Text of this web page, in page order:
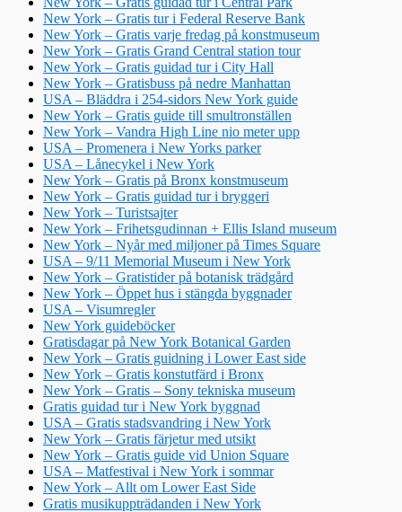
New York – Gratis tur i Federal Reserve Bank
New York – Gratis varje fredag på konstmuseum
New York – Gratis Grand Central station tour
New York – Gratis guidad tur i City Hall
New York – Gratisbuss på nedre Manhattan
USA – Bläddra i 254-sidors New York guide
New York – Gratis guide till smultronställen
New York – Vandra High Line nio meter upp
USA – Promenera i New Yorks parker
USA – Lånecykel i New York
New York – Gratis på Bronx konstmuseum
New York – Gratis guidad tur i bryggeri
New York – Turistsajter
New York – Frihetsgudinnan + Ellis Island museum
New York – Nyår med miljoner på Times Square
USA – 9/11 Memorial Museum i New York
New York – Gratistider på botanisk trädgård
New York – Öppet hus i stängda byggnader
USA – Visumregler
New York guideböcker
Gratisdagar på New York Botanical Garden
New York – Gratis guidning i Lower East side
New York – Gratis konstutfärd i Bronx
New York – Gratis – Sony tekniska museum
Gratis guidad tur i New York byggnad
USA – Gratis stadsvandring i New York
New York – Gratis färjetur med utsikt
New York – Gratis guide vid Union Square
USA – Matfestival i New York i sommar
New York – Allt om Lower East Side
Gratis musikuppträdanden i New York